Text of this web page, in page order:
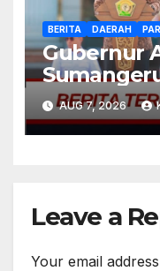
BERITA DAERAH
Gubernur
Famtrip
Pariwisata
AUG 7, 2026
Leave a
Your email